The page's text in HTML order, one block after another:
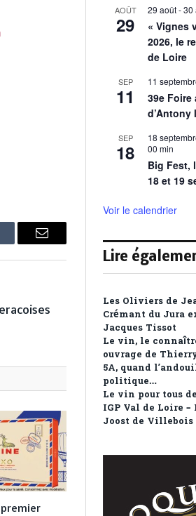
Email
premier
AOÛT
29
29 août-30
« Vignes
2026, le
de Loire
SEP
11
11
39e Foire
d’Antony
SEP
18
18
00 min
Big Fest,
18 et 19
Voir le calendrier
Lire
Les Oliviers de
Crémant du Jura
Jacques Tissot
Le vin, le
ouvrage de
5A, quand
politique…
Le vin pour tous
IGP Val de Loire
Joost de Villebois